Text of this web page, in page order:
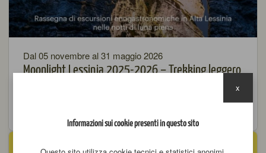
Dal 05 novembre al 31 maggio 2026
Moonlight Lessinia 2025-2026 – Trekking leggero
degustazione di formaggio Monte Veronese DOP e
Informazioni sui cookie presenti in questo sito
x